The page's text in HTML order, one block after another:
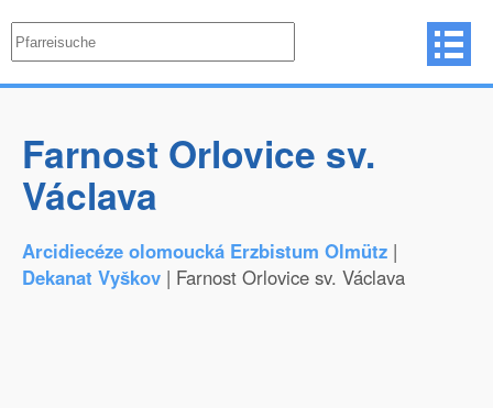
Farnost Orlovice sv.
Václava
Arcidiecéze olomoucká Erzbistum Olmütz |
Dekanat Vyškov | Farnost Orlovice sv. Václava